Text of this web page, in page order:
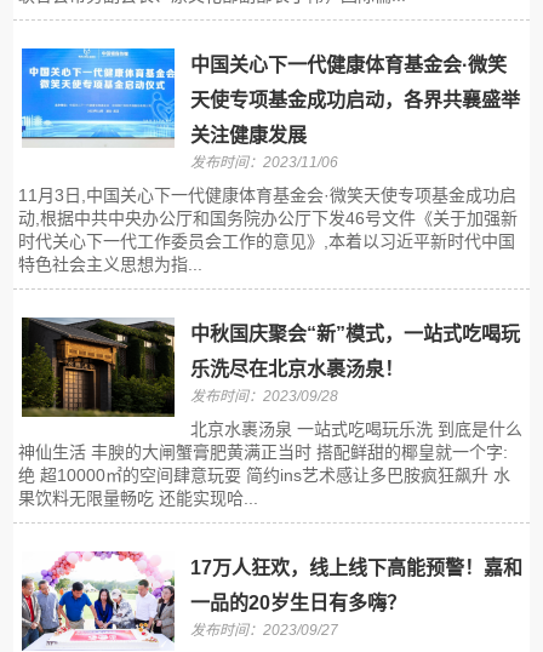
中国关心下一代健康体育基金会·微笑
天使专项基金成功启动，各界共襄盛举
关注健康发展
发布时间：2023/11/06
11月3日,中国关心下一代健康体育基金会·微笑天使专项基金成功启
动,根据中共中央办公厅和国务院办公厅下发46号文件《关于加强新
时代关心下一代工作委员会工作的意见》,本着以习近平新时代中国
特色社会主义思想为指...
中秋国庆聚会“新”模式，一站式吃喝玩
乐洗尽在北京水裹汤泉！
发布时间：2023/09/28
北京水裹汤泉 一站式吃喝玩乐洗 到底是什么
神仙生活 丰腴的大闸蟹膏肥黄满正当时 搭配鲜甜的椰皇就一个字:
绝 超10000㎡的空间肆意玩耍 简约ins艺术感让多巴胺疯狂飙升 水
果饮料无限量畅吃 还能实现哈...
17万人狂欢，线上线下高能预警！嘉和
一品的20岁生日有多嗨？
发布时间：2023/09/27